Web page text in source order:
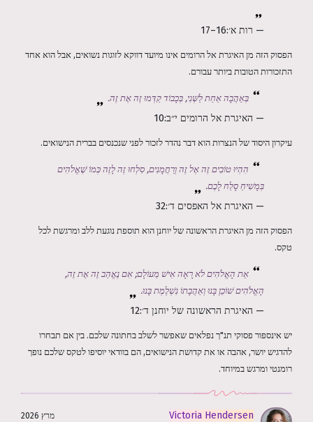
— רות א׳:16–17
הפסוק הזה מן האיגרת אל הרומים אינו מיועד דווקא לזוגות נשואים, אבל הוא אחד
התזכורות הטובות ביותר עבורם.
בְּאַהֲבָה אַחַת לַשְּׁנִי, בְּכָבוֹד קַדְּמוּ זֶה אֶת זֶה.
— האיגרת אל הרומים י״ב:10
עיקרון היסוד של הנצרות הוא דבר נהדר לזכור לפני שנכנסים בברית הנישואים.
הִהְיוּ טוֹבִים זֶה אֶל זֶה וְרַחֲמָנִים, סִלְחוּ זֶה לָזֶה כְּמוֹ שֶׁאֱלֹהִים
בְּמָשִׁיחַ סָלַח לָכֶם.
— האיגרת אל האפסים ד׳:32
הפסוק הזה מן האיגרת הראשונה של יוחנן הוא תוספת נוגעת ללב ומרגשת לכל
טקס.
אֵת הָאֱלֹהִים לֹא רָאָה אִישׁ מֵעוֹלָם; אִם נֶאֱהַב זֶה אֶת זֶה,
הָאֱלֹהִים שׁוֹכֵן בָּנוּ וְאַהֲבָתוֹ נִשְׁלֶמֶת בָּנוּ.
— האיגרת הראשונה של יוחנן ד׳:12
יש אינספור פסוקי תנ"ך נפלאים שאפשר לשלב בחתונה שלכם. בין אם תבחרו
להדגיש יושר, אהבה או את קדושת הנישואים, הם בוודאי יוסיפו לטקס שלכם נופך
רומנטי ומרגש במיוחד.
Victoria Hendersen מרץ 2026